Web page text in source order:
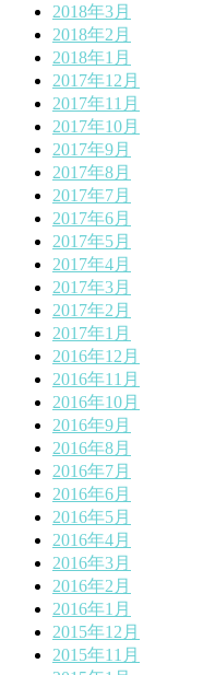
2018年3月
2018年2月
2018年1月
2017年12月
2017年11月
2017年10月
2017年9月
2017年8月
2017年7月
2017年6月
2017年5月
2017年4月
2017年3月
2017年2月
2017年1月
2016年12月
2016年11月
2016年10月
2016年9月
2016年8月
2016年7月
2016年6月
2016年5月
2016年4月
2016年3月
2016年2月
2016年1月
2015年12月
2015年11月